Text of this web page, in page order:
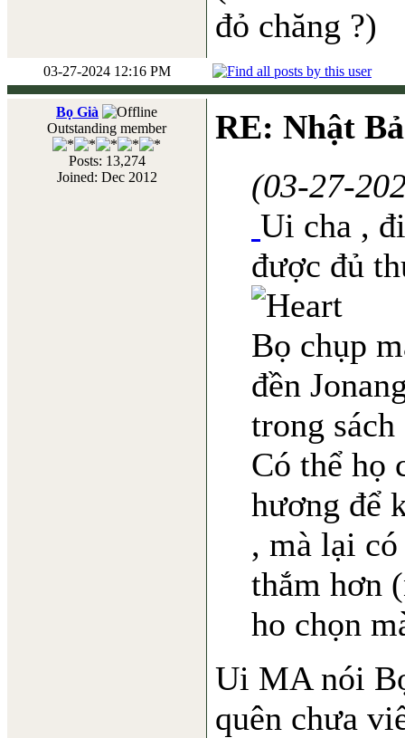
đỏ chăng ?)
03-27-2024 12:16 PM
Bọ Già
Outstanding member
Posts: 13,274
Joined: Dec 2012
RE: Nhật
(03-27-
Ui cha ,
được đủ
Bọ chụp
đền
trong sách
Có thể họ
hương để
, mà lại
thắm hơn
ho chọn
Ui MA nói
quên chưa